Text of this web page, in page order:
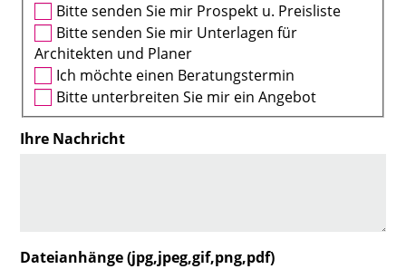
Bitte senden Sie mir Prospekt u. Preisliste
Bitte senden Sie mir Unterlagen für
Architekten und Planer
Ich möchte einen Beratungstermin
Bitte unterbreiten Sie mir ein Angebot
Ihre Nachricht
Dateianhänge (jpg,jpeg,gif,png,pdf)